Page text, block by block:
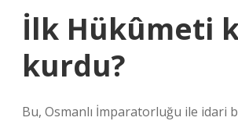
İlk Hükûmeti
kurdu?
Bu, Osmanlı İmparatorluğu ile idari